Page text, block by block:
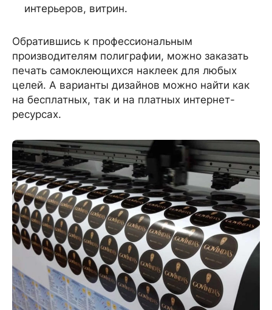
интерьеров, витрин.
Обратившись к профессиональным
производителям полиграфии, можно заказать
печать самоклеющихся наклеек для любых
целей. А варианты дизайнов можно найти как
на бесплатных, так и на платных интернет-
ресурсах.